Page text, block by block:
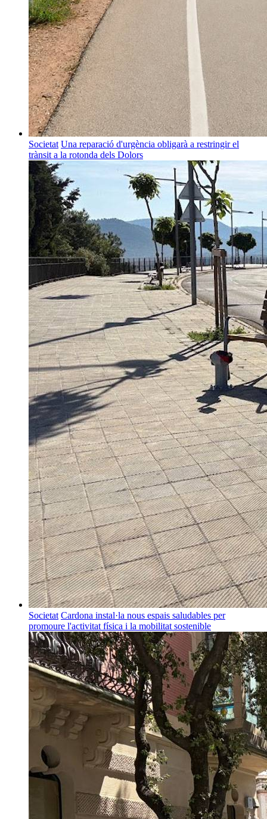
Societat Una reparació d'urgència obligarà a restringir el
trànsit a la rotonda dels Dolors
Societat Cardona instal·la nous espais saludables per
promoure l'activitat física i la mobilitat sostenible